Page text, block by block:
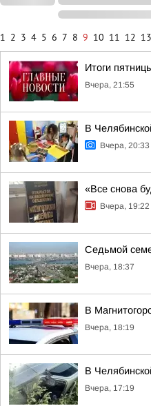
1 2 3 4 5 6 7 8 9 10 11 12 13
Итоги
Вчера, 21:55
В
Вчера, 20:33
«Все снова
Вчера, 19:22
Седьмой
Вчера, 18:37
В
Вчера, 18:19
В
Вчера, 17:19